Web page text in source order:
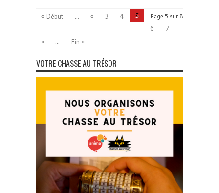
Page 5 sur 8
« Début ... « 3 4
5
6
7
»
... Fin »
VOTRE CHASSE AU TRÉSOR